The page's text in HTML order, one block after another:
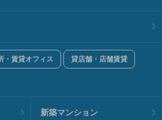
・賃貸オフィス 貸店舗・店舗賃貸
新築マンション